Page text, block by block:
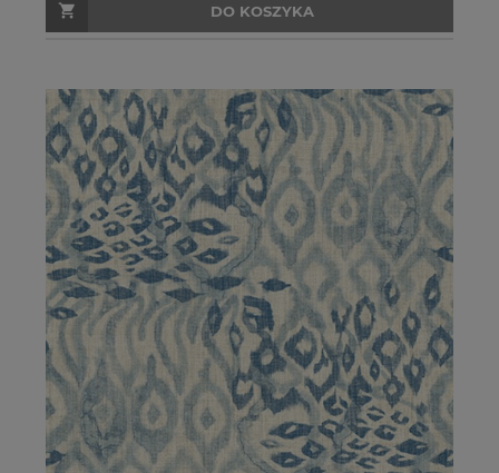
DO KOSZYKA